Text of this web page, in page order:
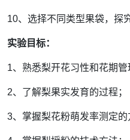
10、选择不同类型果袋，探
实验目标：
1、熟悉梨开花习性和花期管
2、了解梨果实发育的过程；
3、掌握梨花粉萌发率测定的